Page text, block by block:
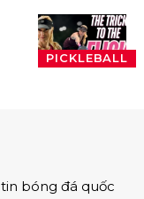
PICKLEBALL
tin bóng đá quốc